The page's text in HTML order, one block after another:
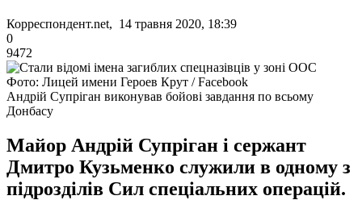
Корреспондент.net, 14 травня 2020, 18:39
0
9472
Фото: Лицей имени Героев Крут / Facebook
Андрій Супріган виконував бойові завдання по всьому
Донбасу
Майор Андрій Супріган і сержант
Дмитро Кузьменко служили в одному з
підрозділів Сил спеціальних операцій.